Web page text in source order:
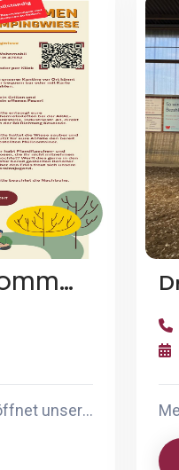
HERZLICH WILLKOMMEN AUF UNSERER PV-CAMPINGWIESE
Vom 16.07 bis 20.07.2026 öffnet unsere PV-Campingwiese wieder Ihre Tore. Sichert euch jetzt euren Stellplatz für PKW mit Zelt, Wohnmobil oder Wohnwagen. Unsere Adresse lautet: Vorselear 2 in 47652 Weeze. Die Buchung erfolgt ganz einfach über den QR-Code oder per Klick auf den QR-Code. 50 € pro Nacht Für das Camping berechnen wir 50€ pro Nacht und Stellplatz. Die Campingkosten müssen vorab bezahlt werden. Der Stellplatz kann am Abreisetag bis 13 Uhr genutzt werden. In unserer Kantine vor Ort könnt ihr bequem bar oder mit Karte zahlen. Kein Grillen und kein offenes Feuer! Duschen und Toiletten sind rund um die Uhr für euch geöffnet. Sie werden einmal täglich gereinigt. Bitte entsorgt eure Chemietoiletten bei der ARAL- Tankstelle, Industriestr. 43, direkt an der B9 Richtung Kevelaer. Von Freitag bis Montag bieten wir von 10 bis 13 Uhr ein tolles Frühstücksbuffet an. Für das Frühstücksbuffet findet ca. eine Woche vor Anreise eine Bitte haltet die Wiese sauber und nutzt für eure Abfälle den bereit gestellten Müllcontainer. 15 € pro Person *Kinder bis 10 Jahre kostenlos. verbindliche Abfrage in der WhatsApp-Gruppe statt. Ihr habt Pfandflaschen- und Dosen, die ihr nicht mitnehmen möchtet? Werft dies gerne in den dafür bereit gestellten Behälter. Über den Erlös freut sich unsere Vereinsjugend